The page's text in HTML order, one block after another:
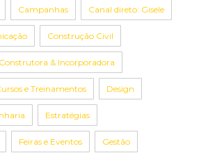
Campanhas Canal direto: Gisele
Construção Civil
Construtora & Incorporadora
e Treinamentos Design
Estratégias
Feiras e Eventos Gestão